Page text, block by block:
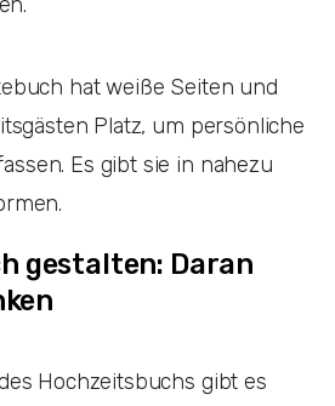
hat weiße Seiten und
Platz, um persönliche
Es gibt sie in nahezu
gestalten: Daran
Hochzeitsbuchs gibt es